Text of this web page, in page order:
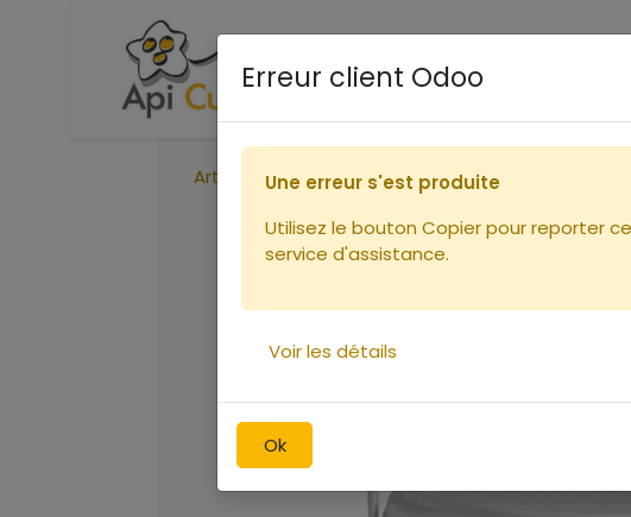
Accueil Boutique
Articles Seau 3.8L - 5Kg.
Erreur client Odoo
Ok
Une erreur s'est produite
Utilisez le bouton Copier pour reporter
service d'assistance.
Voir les détails